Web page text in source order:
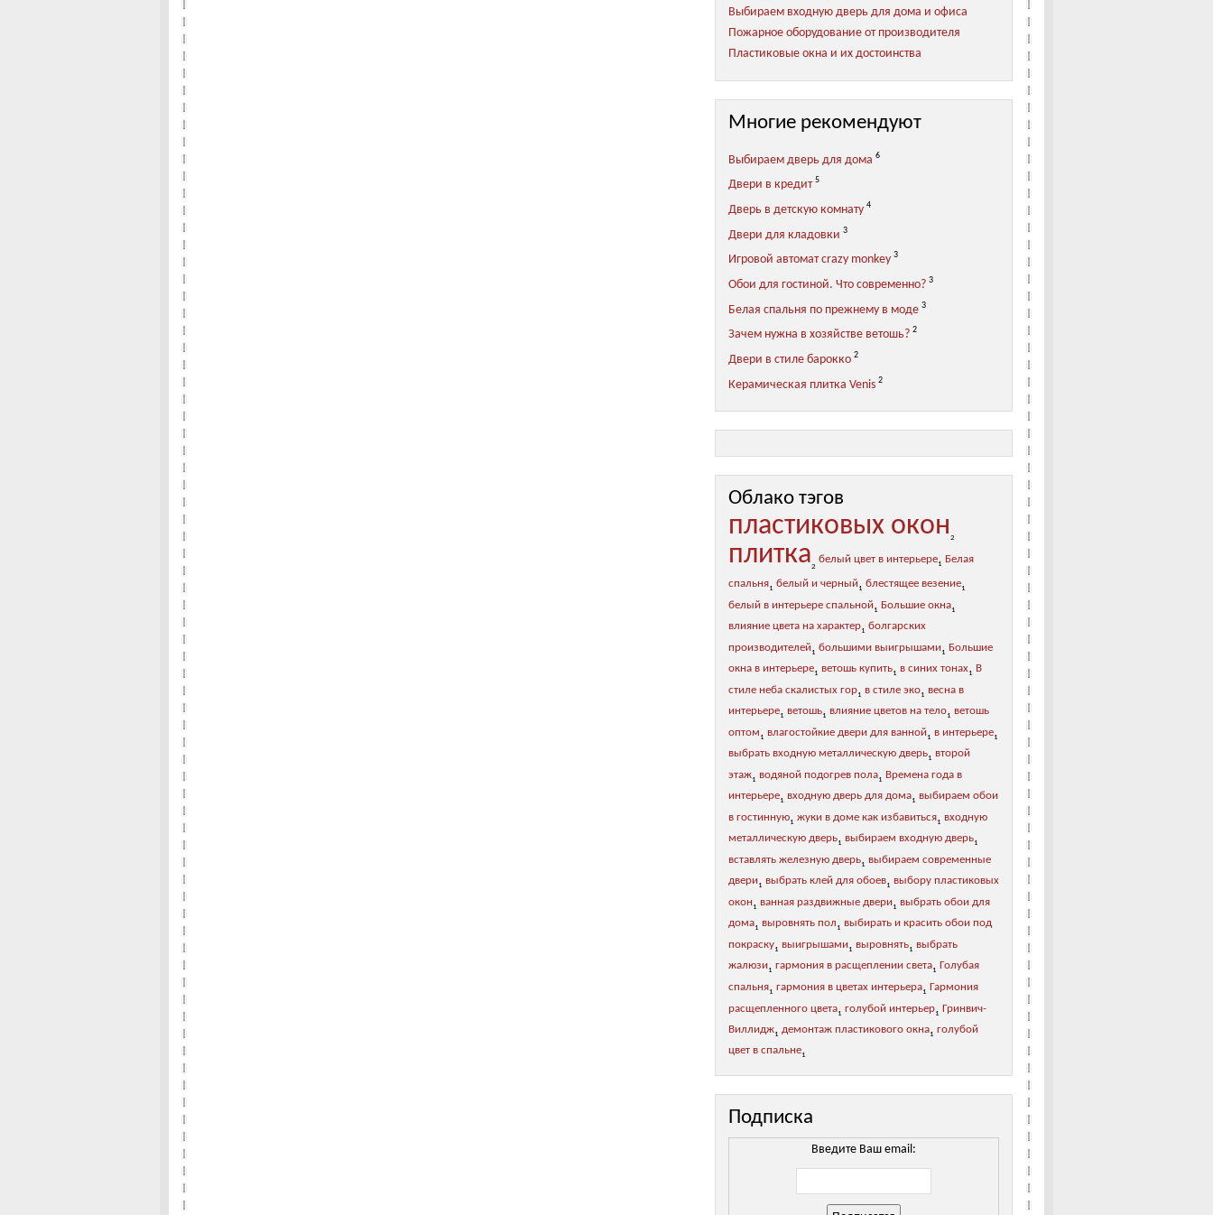
Выбираем входную дверь для дома и офиса
Пожарное оборудование от производителя
Пластиковые окна и их достоинства
Многие рекомендуют
Выбираем дверь для дома 6
Двери в кредит 5
Дверь в детскую комнату 4
Двери для кладовки 3
Игровой автомат crazy monkey 3
Обои для гостиной. Что современно? 3
Белая спальня по прежнему в моде 3
Зачем нужна в хозяйстве ветошь? 2
Двери в стиле барокко 2
Керамическая плитка Venis 2
Облако тэгов
пластиковых окон 2
плитка2
белый цвет в интерьере1 Белая
спальня1 белый и черный1 блестящее везение1
белый в интерьере спальной1 Большие окна1
влияние цвета на характер1 болгарских
производителей1 большими выигрышами1
Большие
окна в интерьере1 ветошь купить1 в синих тонах1
В
стиле неба скалистых гор1 в стиле эко1
весна в
интерьере1 ветошь1 влияние цветов на тело1
ветошь
оптом 1 влагостойкие двери для ванной1 в интерьере1
выбрать входную металлическую дверь1 второй
этаж1 водяной подогрев пола1
Времена года в
интерьере1 входную дверь для дома1 выбираем обои
в гостинную1 жуки в доме как избавиться1
входную
металлическую дверь1 выбираем входную дверь1
вставлять железную дверь1
выбираем современные
двери1 выбрать клей для обоев1 выбору пластиковых
окон 1 ванная раздвижные двери1
выбрать обои для
дома1 выровнять пол 1 выбирать и красить обои под
покраску1 выигрышами1 выровнять1
выбрать
жалюзи1 гармония в расщеплении света1 Голубая
спальня1 гармония в цветах интерьера1
Гармония
расщепленного цвета1 голубой интерьер1
Гринвич-
Виллидж1 демонтаж пластикового окна1 голубой
цвет в спальне1
Подписка
Введите Ваш email: